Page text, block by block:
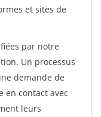
et sites de
par notre
Un processus
demande de
en contact avec
leurs